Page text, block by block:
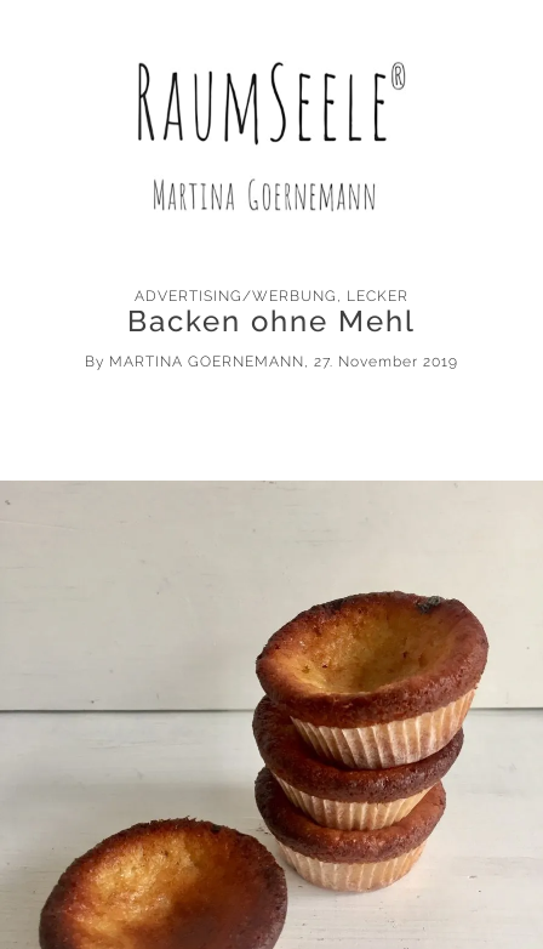
ADVERTISING/WERBUNG , LECKER
Backen ohne Mehl
By MARTINA GOERNEMANN , 27. November 2019